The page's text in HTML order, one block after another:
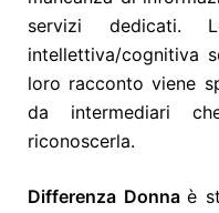
servizi dedicati.
intellettiva/cognitiva
loro racconto viene
da intermediari
riconoscerla.
Differenza Donnaè